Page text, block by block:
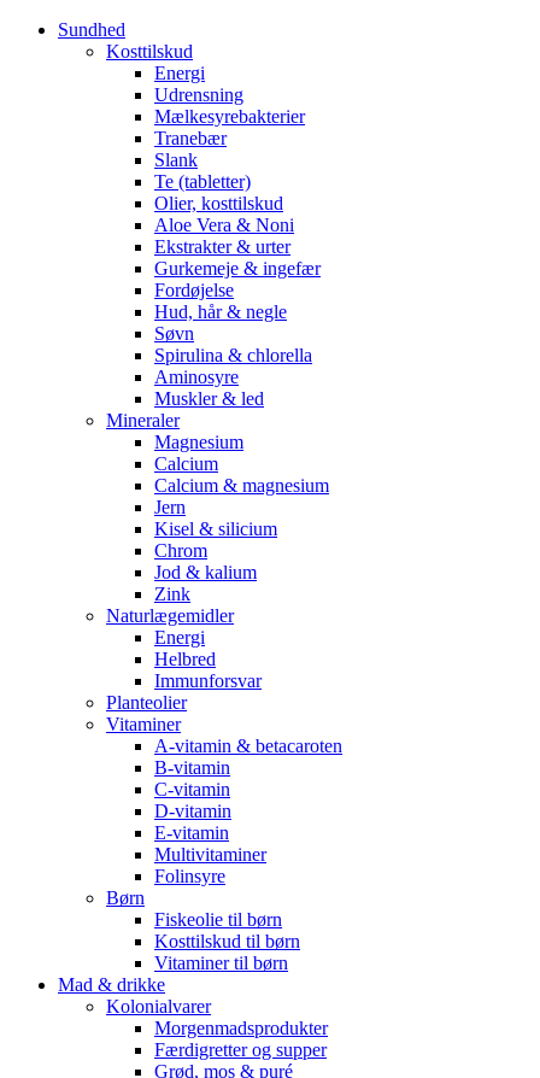
Sundhed
Kosttilskud
Energi
Udrensning
Mælkesyrebakterier
Tranebær
Slank
Te (tabletter)
Olier, kosttilskud
Aloe Vera & Noni
Ekstrakter & urter
Gurkemeje & ingefær
Fordøjelse
Hud, hår & negle
Søvn
Spirulina & chlorella
Aminosyre
Muskler & led
Mineraler
Magnesium
Calcium
Calcium & magnesium
Jern
Kisel & silicium
Chrom
Jod & kalium
Zink
Naturlægemidler
Energi
Helbred
Immunforsvar
Planteolier
Vitaminer
A-vitamin & betacaroten
B-vitamin
C-vitamin
D-vitamin
E-vitamin
Multivitaminer
Folinsyre
Børn
Fiskeolie til børn
Kosttilskud til børn
Vitaminer til børn
Mad & drikke
Kolonialvarer
Morgenmadsprodukter
Færdigretter og supper
Grød, mos & puré